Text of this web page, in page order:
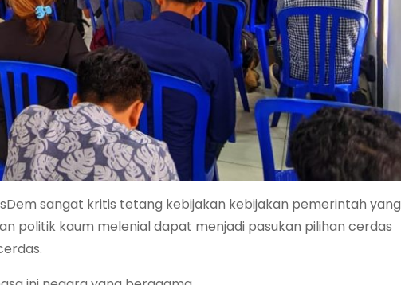
sangat kritis tetang kebijakan kebijakan pemerintah yang
politik kaum melenial dapat menjadi pasukan pilihan cerdas